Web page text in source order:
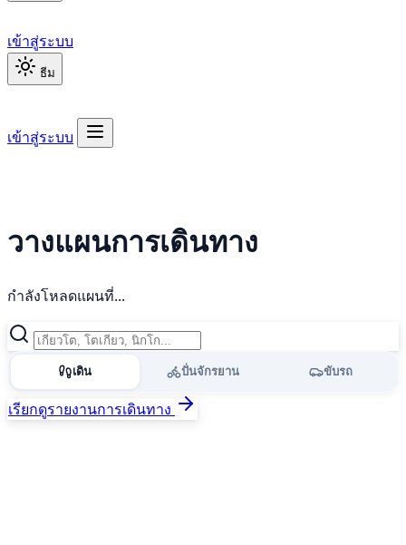
เข้าสู่ระบบ
ธีม
เข้าสู่ระบบ
วางแผนการเดินทาง
กำลังโหลดแผนที่...
เดิน ปั่นจักรยาน ขับรถ
เรียกดูรายงานการเดินทาง